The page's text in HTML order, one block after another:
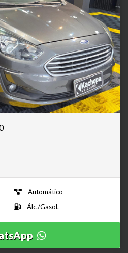
Automático
Álc./Gasol.